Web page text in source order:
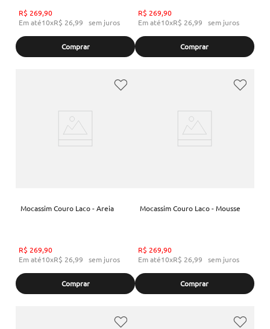
R$ 269,90
Em até10xR$ 26,99 sem juros
Comprar
R$ 269,90
Em até10xR$ 26,99 sem juros
Comprar
Mocassim Couro Laco - Areia
R$ 269,90
Em até10xR$ 26,99 sem juros
Comprar
Mocassim Couro Laco - Mousse
R$ 269,90
Em até10xR$ 26,99 sem juros
Comprar